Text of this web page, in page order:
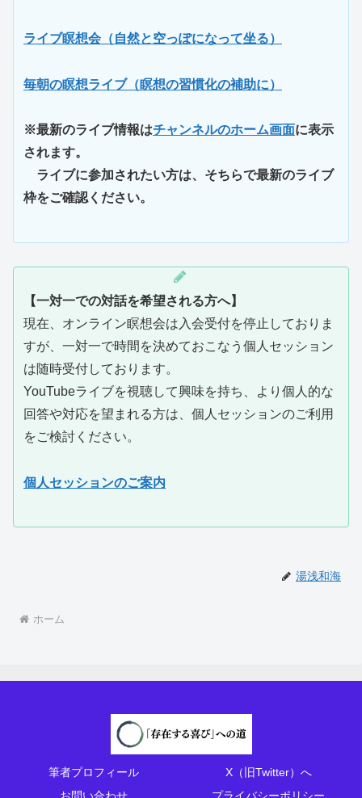
ライブ瞑想会（自然と空っぽになって坐る）
毎朝の瞑想ライブ（瞑想の習慣化の補助に）
※最新のライブ情報はチャンネルのホーム画面に表示
されます。
ライブに参加されたい方は、そちらで最新のライブ
枠をご確認ください。
【一対一での対話を希望される方へ】
現在、オンライン瞑想会は入会受付を停止しておりま
すが、一対一で時間を決めておこなう個人セッション
は随時受付しております。
YouTubeライブを視聴して興味を持ち、より個人的な
回答や対応を望まれる方は、個人セッションのご利用
をご検討ください。
個人セッションのご案内
湯浅和海
ホーム
筆者プロフィール
X（旧Twitter）へ